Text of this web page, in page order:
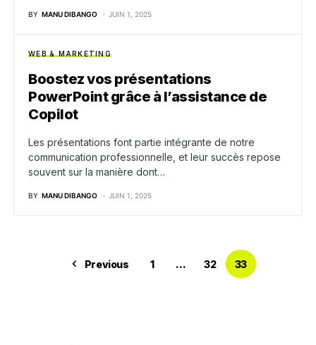
BY MANU DIBANGO JUIN 1, 2025
WEB & MARKETING
Boostez vos présentations
PowerPoint grâce à l’assistance de
Copilot
Les présentations font partie intégrante de notre
communication professionnelle, et leur succès repose
souvent sur la manière dont…
BY MANU DIBANGO JUIN 1, 2025
Previous 1 … 32 33